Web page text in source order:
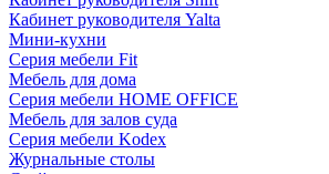
Кабинет руководителя Yalta
Мини-кухни
Серия мебели Fit
Мебель для дома
Серия мебели HOME OFFICE
Мебель для залов суда
Серия мебели Kodex
Журнальные столы